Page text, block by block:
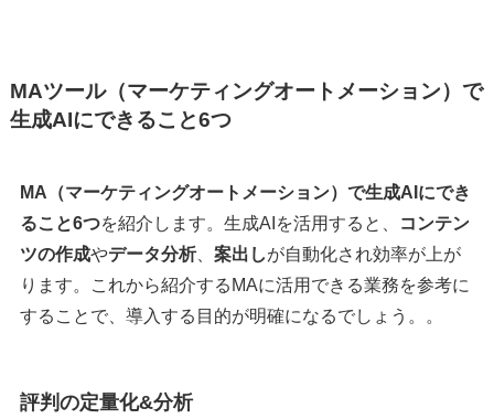
MAツール（マーケティングオートメーション）で
生成AIにできること6つ
MA（マーケティングオートメーション）で生成AIにでき
ること6つを紹介します。生成AIを活用すると、
コンテン
ツの作成やデータ分析、 案出しが自動化され効率が上が
ります。これから紹介するMAに活用できる業務を参考に
することで、導入する目的が明確になるでしょう。。
評判の定量化&分析